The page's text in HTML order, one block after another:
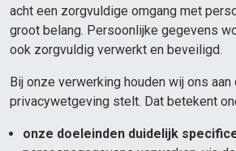
acht een zorgvuldige omgang met
groot belang. Persoonlijke gegevens
ook zorgvuldig verwerkt en beveiligd.
Bij onze verwerking houden wij ons
privacywetgeving stelt. Dat betekent
onze doeleinden duidelijk